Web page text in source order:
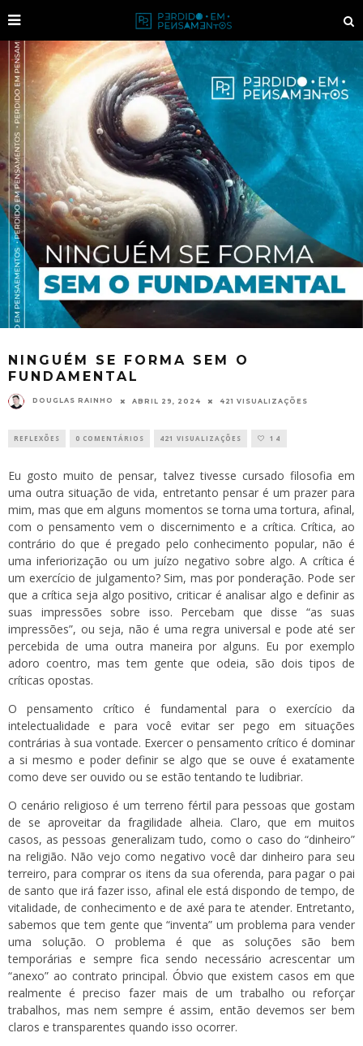
NINGUÉM SE FORMA SEM O
FUNDAMENTAL
DOUGLAS RAINHO ABRIL 29, 2024 421 VISUALIZAÇÕES
REFLEXÕES 0 COMENTÁRIOS 421 VISUALIZAÇÕES 14
Eu gosto muito de pensar, talvez tivesse cursado filosofia em
uma outra situação de vida, entretanto pensar é um prazer para
mim, mas que em alguns momentos se torna uma tortura, afinal,
com o pensamento vem o discernimento e a crítica. Crítica, ao
contrário do que é pregado pelo conhecimento popular, não é
uma inferiorização ou um juízo negativo sobre algo. A crítica é
um exercício de julgamento? Sim, mas por ponderação. Pode ser
que a crítica seja algo positivo, criticar é analisar algo e definir as
suas impressões sobre isso. Percebam que disse “as suas
impressões”, ou seja, não é uma regra universal e pode até ser
percebida de uma outra maneira por alguns. Eu por exemplo
adoro coentro, mas tem gente que odeia, são dois tipos de
críticas opostas.
O pensamento crítico é fundamental para o exercício da
intelectualidade e para você evitar ser pego em situações
contrárias à sua vontade. Exercer o pensamento crítico é dominar
a si mesmo e poder definir se algo que se ouve é exatamente
como deve ser ouvido ou se estão tentando te ludibriar.
O cenário religioso é um terreno fértil para pessoas que gostam
de se aproveitar da fragilidade alheia. Claro, que em muitos
casos, as pessoas generalizam tudo, como o caso do “dinheiro”
na religião. Não vejo como negativo você dar dinheiro para seu
terreiro, para comprar os itens da sua oferenda, para pagar o pai
de santo que irá fazer isso, afinal ele está dispondo de tempo, de
vitalidade, de conhecimento e de axé para te atender. Entretanto,
sabemos que tem gente que “inventa” um problema para vender
uma solução. O problema é que as soluções são bem
temporárias e sempre fica sendo necessário acrescentar um
“anexo” ao contrato principal. Óbvio que existem casos em que
realmente é preciso fazer mais de um trabalho ou reforçar
trabalhos, mas nem sempre é assim, então devemos ser bem
claros e transparentes quando isso ocorrer.